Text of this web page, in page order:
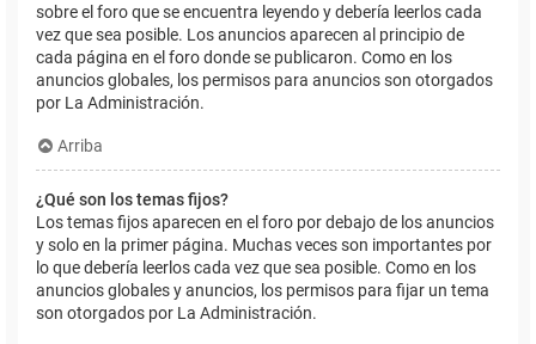
sobre el foro que se encuentra leyendo y debería leerlos cada
vez que sea posible. Los anuncios aparecen al principio de
cada página en el foro donde se publicaron. Como en los
anuncios globales, los permisos para anuncios son otorgados
por La Administración.
Arriba
¿Qué son los temas fijos?
Los temas fijos aparecen en el foro por debajo de los anuncios
y solo en la primer página. Muchas veces son importantes por
lo que debería leerlos cada vez que sea posible. Como en los
anuncios globales y anuncios, los permisos para fijar un tema
son otorgados por La Administración.